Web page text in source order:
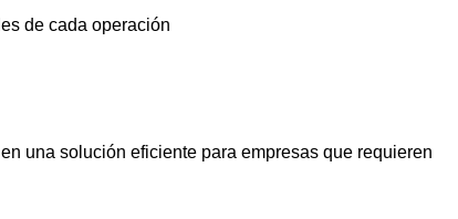
de cada operación
una solución eficiente para empresas que requieren